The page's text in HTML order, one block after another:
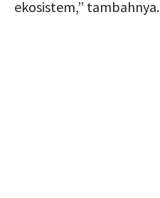
ekosistem,” tambahnya.